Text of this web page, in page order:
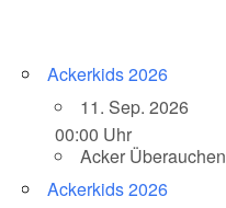
Ackerkids 2026
11. Sep. 2026
00:00 Uhr
Acker Überauchen
Ackerkids 2026